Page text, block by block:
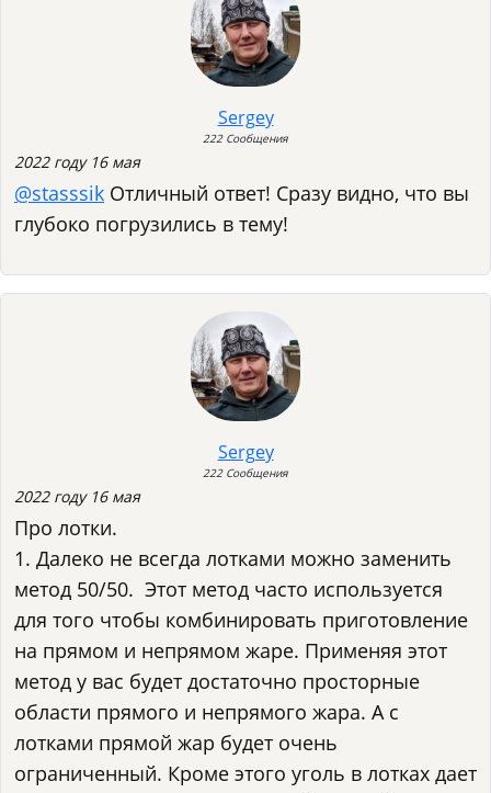
Sergey
222 Сообщения
2022 году 16 мая
@stasssik Отличный ответ! Сразу видно, что вы
глубоко погрузились в тему!
Sergey
222 Сообщения
2022 году 16 мая
Про лотки.
1. Далеко не всегда лотками можно заменить
метод 50/50. Этот метод часто используется
для того чтобы комбинировать приготовление
на прямом и непрямом жаре. Применяя этот
метод у вас будет достаточно просторные
области прямого и непрямого жара. А с
лотками прямой жар будет очень
ограниченный. Кроме этого уголь в лотках дает